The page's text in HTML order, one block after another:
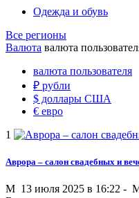
Одежда и обувь
Все регионы
Валюта валюта
валюта пользователя
₽ рубли
$ доллары США
€ евро
1
Аврора – салон свадебных и
M 13 июля 2025 в 16:22 -